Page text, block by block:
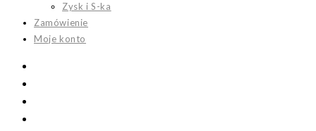
Zysk i S-ka
Zamówienie
Moje konto